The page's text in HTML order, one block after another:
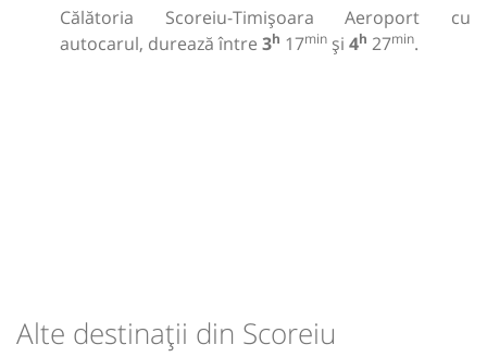
Călătoria Scoreiu-Timișoara Aeroport cu
autocarul, durează între 3h 17min și 4h 27min.
Alte destinații din Scoreiu